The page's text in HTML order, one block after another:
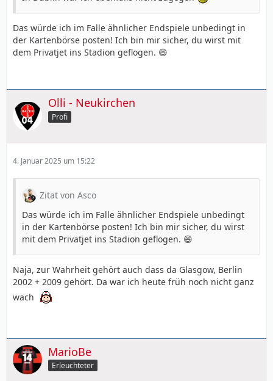
Das würde ich im Falle ähnlicher Endspiele unbedingt in
der Kartenbörse posten! Ich bin mir sicher, du wirst mit
dem Privatjet ins Stadion geflogen. 😄
Olli - Neukirchen
Profi
4. Januar 2025 um 15:22
Zitat von Asco
Das würde ich im Falle ähnlicher Endspiele unbedingt
in der Kartenbörse posten! Ich bin mir sicher, du wirst
mit dem Privatjet ins Stadion geflogen. 😄
Naja, zur Wahrheit gehört auch dass da Glasgow, Berlin
2002 + 2009 gehört. Da war ich heute früh noch nicht ganz
wach
MarioBe
Erleuchteter